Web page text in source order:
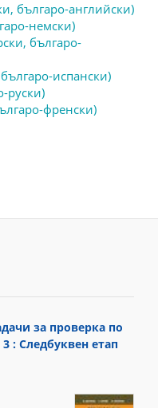
българо-английски)
немски)
българо-
испански)
руски)
френски)
за проверка по
: Следбуквен етап